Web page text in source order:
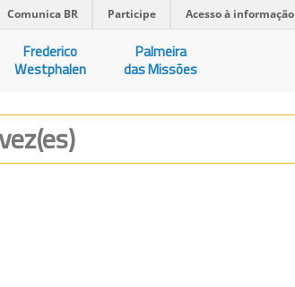
Comunica BR Participe Acesso à informação
Frederico
Westphalen
Palmeira
das Missões